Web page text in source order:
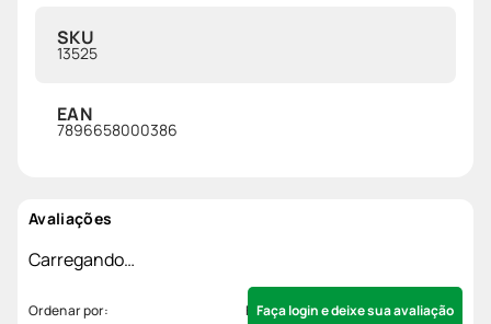
SKU
13525
EAN
7896658000386
Avaliações
Carregando…
Faça login e deixe sua avaliação